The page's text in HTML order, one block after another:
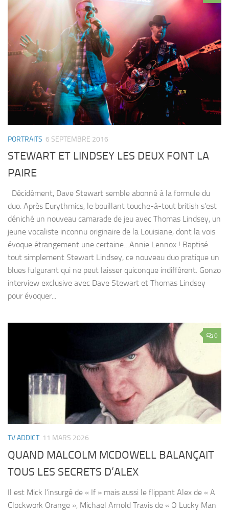
PORTRAITS 6 SEPTEMBRE 2016
STEWART ET LINDSEY LES DEUX FONT LA
PAIRE
Décidément, Dave Stewart semble abonné à la formule du
duo. Après Eurythmics, le bouillant touche-à-tout british s’est
déniché un nouveau camarade de jeu avec Thomas Lindsey, un
jeune vocaliste inconnu originaire de la Louisiane, dont la vois
évoque étrangement une certaine…Annie Lennox ! Baptisé
tout simplement Stewart Lindsey, ce nouveau duo pratique un
blues fulgurant qui ne peut laisser quiconque indifférent. Gonzo
interview exclusive avec Dave Stewart et Thomas Lindsey
pour évoquer...
0
TV ADDICT 11 MARS 2026
QUAND MALCOLM MCDOWELL BALANÇAIT
TOUS LES SECRETS D’ALEX
Il est Mick l’insurgé de « If » mais aussi le flippant Alex de « A
Clockwork Orange », Michael Arnold Travis de « O Lucky Man